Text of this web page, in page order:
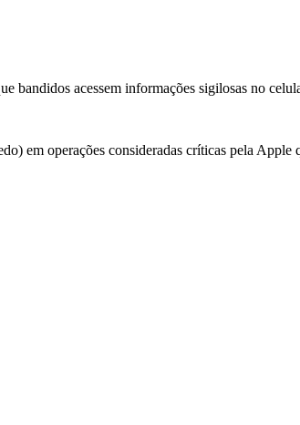
bandidos acessem informações sigilosas no
em operações consideradas críticas pela Apple